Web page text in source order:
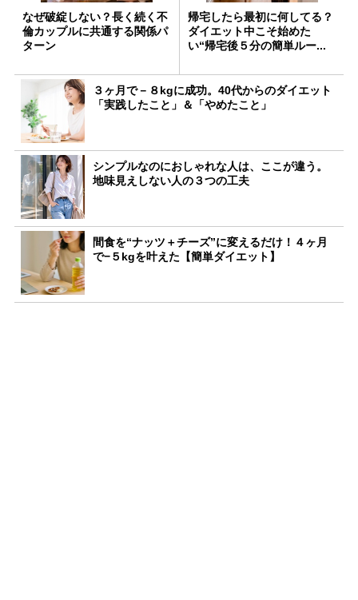
なぜ破綻しない？長く続く不
倫カップルに共通する関係パ
ターン
帰宅したら最初に何してる？
ダイエット中こそ始めた
い“帰宅後５分の簡単ルー...
３ヶ月で－８kgに成功。40代からのダイエット
「実践したこと」＆「やめたこと」
シンプルなのにおしゃれな人は、ここが違う。
地味見えしない人の３つの工夫
間食を“ナッツ＋チーズ”に変えるだけ！４ヶ月
で−５kgを叶えた【簡単ダイエット】